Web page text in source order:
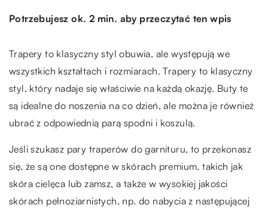
Potrzebujesz ok. 2 min. aby przeczytać ten wpis
Trapery to klasyczny styl obuwia, ale występują we
wszystkich kształtach i rozmiarach. Trapery to klasyczny
styl, który nadaje się właściwie na każdą okazję. Buty te
są idealne do noszenia na co dzień, ale można je również
ubrać z odpowiednią parą spodni i koszulą.
Jeśli szukasz pary traperów do garnituru, to przekonasz
się, że są one dostępne w skórach premium, takich jak
skóra cielęca lub zamsz, a także w wysokiej jakości
skórach pełnoziarnistych, np. do nabycia z następującej